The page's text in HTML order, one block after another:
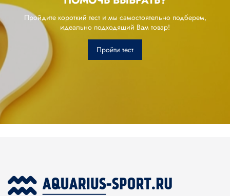
Пройдите короткий тест и мы самостоятельно подберем,
идеально подходящий Вам товар!
Пройти тест